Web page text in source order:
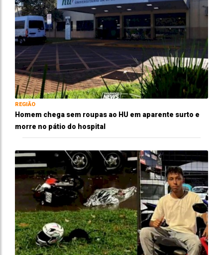
REGIÃO
Homem chega sem roupas ao HU em aparente surto e
morre no pátio do hospital